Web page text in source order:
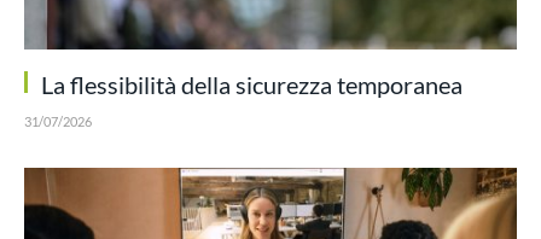
La flessibilità della sicurezza temporanea
31/07/2026